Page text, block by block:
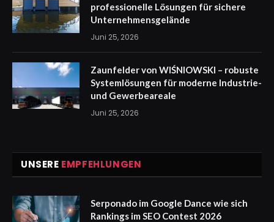
professionelle Lösungen für sichere
Unternehmensgelände
Juni 25, 2026
Zaunfelder von WIŚNIOWSKI – robuste
Systemlösungen für moderne Industrie-
und Gewerbeareale
Juni 25, 2026
UNSERE EMPFEHLUNGEN
Serponado im Google Dance wie sich
Rankings im SEO Contest 2026